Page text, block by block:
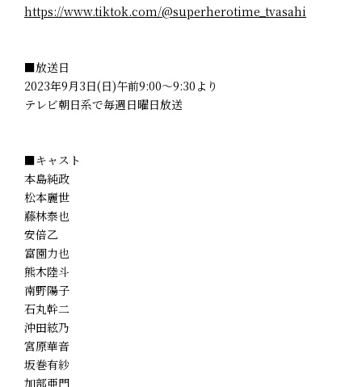
https://www.tiktok.com/@superherotime_tvasahi
■放送日
2023年9月3日(日)午前9:00～9:30より
テレビ朝日系で毎週日曜日放送
■キャスト
本島純政
松本麗世
藤林泰也
安倍乙
富園力也
熊木陸斗
南野陽子
石丸幹二
沖田絃乃
宮原華音
坂巻有紗
加部亜門